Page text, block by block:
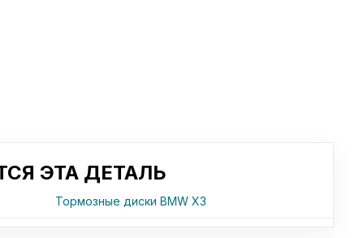
ЭТА ДЕТАЛЬ
Тормозные диски BMW X3